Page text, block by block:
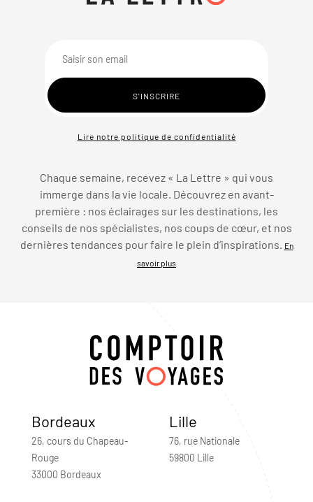
Lire notre politique de confidentialité
Chaque semaine, recevez « La Lettre » qui vous
immerge dans la vie locale. Découvrez en avant-
première : nos éclairages sur les destinations, les
conseils de nos spécialistes, nos coups de cœur, et nos
dernières tendances pour faire le plein d’inspirations. En
savoir plus
Bordeaux
26, cours du Chapeau-
Rouge
33000 Bordeaux
Lille
76, rue Nationale
59800 Lille